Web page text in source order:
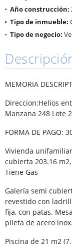
Año construcción:
Tipo de inmueble:
Tipo de negocio:
MEMORIA
Direccion:Helios
Manzana 248 Lote
FORMA DE PAGO:
Vivienda
cubierta 203.16
Tiene Gas
Galería semi
revestido con
fija, con patas.
pileta de acero
Piscina de 21 m2